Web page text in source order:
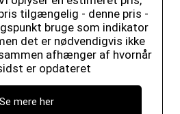
tilgængelig - denne pris -
bruge som indikator
det er nødvendigvis ikke
afhænger af hvornår
er opdateret
Se mere her